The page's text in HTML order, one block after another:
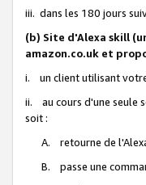
iii. dans les 180 jours
(b) Site d'Alexa skill
amazon.co.uk et
i. un client utilisant votre
ii. au cours d'une seule
soit :
A. retourne de
B. passe une